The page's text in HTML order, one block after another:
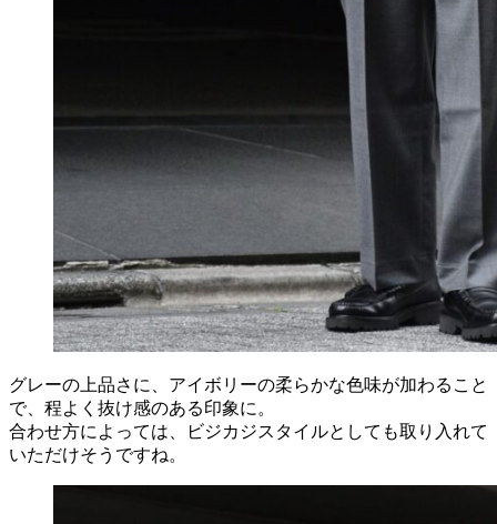
グレーの上品さに、アイボリーの柔らかな色味が加わること
で、程よく抜け感のある印象に。
合わせ方によっては、ビジカジスタイルとしても取り入れて
いただけそうですね。